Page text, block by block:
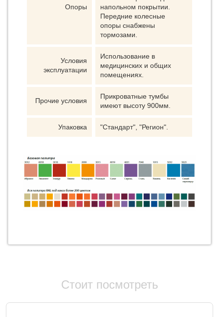
Опоры
напольном покрытии.
Передние колесные
опоры снабжены
тормозами.
Условия
эксплуатации
Использование в
медицинских и общих
помещениях.
Прочие условия
Прикроватные тумбы
имеют высоту 900мм.
Упаковка "Стандарт", "Регион".
Стоит посмотреть